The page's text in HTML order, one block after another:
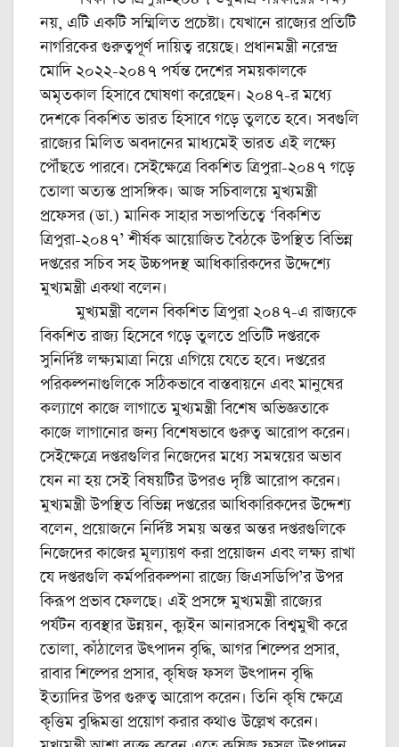
নয়, এটি একটি সম্মিলিত প্রচেষ্টা। যেখানে রাজ্যের প্রতিটি
নাগরিকের গুরুত্বপূর্ণ দায়িত্ব রয়েছে। প্রধানমন্ত্রী নরেন্দ্র
মোদি ২০২২-২০৪৭ পর্যন্ত দেশের সময়কালকে
অমৃতকাল হিসাবে ঘোষণা করেছেন। ২০৪৭-র মধ্যে
দেশকে বিকশিত ভারত হিসাবে গড়ে তুলতে হবে। সবগুলি
রাজ্যের মিলিত অবদানের মাধ্যমেই ভারত এই লক্ষ্যে
পৌঁছতে পারবে। সেইক্ষেত্রে বিকশিত ত্রিপুরা-২০৪৭ গড়ে
তোলা অত্যন্ত প্রাসঙ্গিক। আজ সচিবালয়ে মুখ্যমন্ত্রী
প্রফেসর (ডা.) মানিক সাহার সভাপতিত্বে ‘বিকশিত
ত্রিপুরা-২০৪৭’ শীর্ষক আয়োজিত বৈঠকে উপস্থিত বিভিন্ন
দপ্তরের সচিব সহ উচ্চপদস্থ আধিকারিকদের উদ্দেশ্যে
মুখ্যমন্ত্রী একথা বলেন।
মুখ্যমন্ত্রী বলেন বিকশিত ত্রিপুরা ২০৪৭-এ রাজ্যকে
বিকশিত রাজ্য হিসেবে গড়ে তুলতে প্রতিটি দপ্তরকে
সুনির্দিষ্ট লক্ষ্যমাত্রা নিয়ে এগিয়ে যেতে হবে। দপ্তরের
পরিকল্পনাগুলিকে সঠিকভাবে বাস্তবায়নে এবং মানুষের
কল্যাণে কাজে লাগাতে মুখ্যমন্ত্রী বিশেষ অভিজ্ঞতাকে
কাজে লাগানোর জন্য বিশেষভাবে গুরুত্ব আরোপ করেন।
সেইক্ষেত্রে দপ্তরগুলির নিজেদের মধ্যে সমন্বয়ের অভাব
যেন না হয় সেই বিষয়টির উপরও দৃষ্টি আরোপ করেন।
মুখ্যমন্ত্রী উপস্থিত বিভিন্ন দপ্তরের আধিকারিকদের উদ্দেশ্য
বলেন, প্রয়োজনে নির্দিষ্ট সময় অন্তর অন্তর দপ্তরগুলিকে
নিজেদের কাজের মূল্যায়ণ করা প্রয়োজন এবং লক্ষ্য রাখা
যে দপ্তরগুলি কর্মপরিকল্পনা রাজ্যে জিএসডিপি’র উপর
কিরূপ প্রভাব ফেলছে। এই প্রসঙ্গে মুখ্যমন্ত্রী রাজ্যের
পর্যটন ব্যবস্থার উন্নয়ন, ক্যুইন আনারসকে বিশ্বমুখী করে
তোলা, কাঁঠালের উৎপাদন বৃদ্ধি, আগর শিল্পের প্রসার,
রাবার শিল্পের প্রসার, কৃষিজ ফসল উৎপাদন বৃদ্ধি
ইত্যাদির উপর গুরুত্ব আরোপ করেন। তিনি কৃষি ক্ষেত্রে
কৃত্তিম বুদ্ধিমত্তা প্রয়োগ করার কথাও উল্লেখ করেন।